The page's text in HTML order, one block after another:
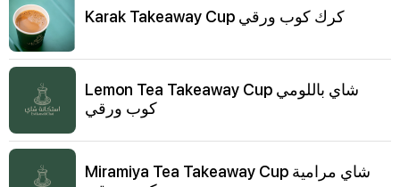
Karak Takeaway Cup كرك كوب ورقي
Lemon Tea Takeaway Cup شاي باللومي
كوب ورقي
Miramiya Tea Takeaway Cup شاي مرامية